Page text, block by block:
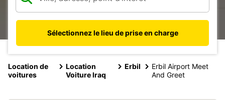
Sélectionnez le lieu de prise en charge
Location de
voitures
Location
Voiture Iraq
Erbil
Erbil Airport Meet
And Greet